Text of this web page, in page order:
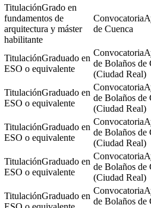
Grado en
fundamentos de
arquitectura y máster
habilitante
de Cuenca
Graduado en
ESO o equivalente
de Bolaños de
(Ciudad Real)
Graduado en
ESO o equivalente
de Bolaños de
(Ciudad Real)
Graduado en
ESO o equivalente
de Bolaños de
(Ciudad Real)
Graduado en
ESO o equivalente
de Bolaños de
(Ciudad Real)
Graduado en
de Bolaños de